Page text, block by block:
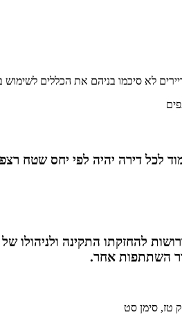
לא סיכמו בניהם את הכללים לשימוש
לכל דירה יהיה לפי יחס שטח
להחזקתו התקינה ולניהולו
השתתפות אחר.
טז, סימן סט